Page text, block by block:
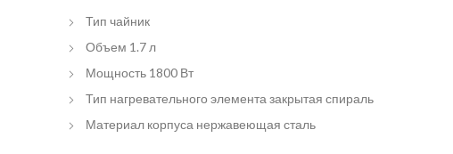
Тип чайник
Объем 1.7 л
Мощность 1800 Вт
Тип нагревательного элемента закрытая спираль
Материал корпуса нержавеющая сталь